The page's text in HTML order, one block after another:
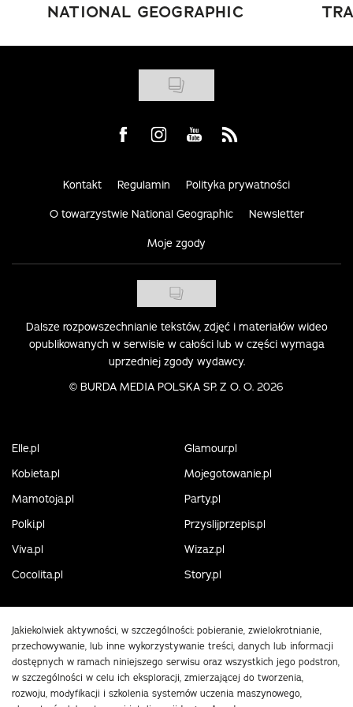
NATIONAL GEOGRAPHIC
Visit us on Facebook
Visit us on Instagram
Visit us on Youtube
Visit us on Rss
Kontakt Regulamin Polityka prywatności
O towarzystwie National Geographic Newsletter
Moje zgody
Dalsze rozpowszechnianie tekstów, zdjęć i materiałów wideo
opublikowanych w serwisie w całości lub w części wymaga
uprzedniej zgody wydawcy.
© BURDA MEDIA POLSKA SP. Z O. O. 2026
Elle.pl
Glamour.pl
Kobieta.pl
Mojegotowanie.pl
Mamotoja.pl
Party.pl
Polki.pl
Przyslijprzepis.pl
Viva.pl
Wizaz.pl
Cocolita.pl
Story.pl
Jakiekolwiek aktywności, w szczególności: pobieranie, zwielokrotnianie,
przechowywanie, lub inne wykorzystywanie treści, danych lub informacji
dostępnych w ramach niniejszego serwisu oraz wszystkich jego podstron,
w szczególności w celu ich eksploracji, zmierzającej do tworzenia,
rozwoju, modyfikacji i szkolenia systemów uczenia maszynowego,